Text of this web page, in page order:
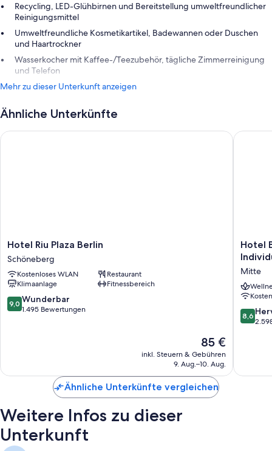
Recycling, LED-Glühbirnen und Bereitstellung umweltfreundlicher
Reinigungsmittel
Umweltfreundliche Kosmetikartikel, Badewannen oder Duschen
und Haartrockner
Wasserkocher mit Kaffee-/Teezubehör, tägliche Zimmerreinigung
und Telefon
Mehr zu dieser Unterkunft anzeigen
Ähnliche Unterkünfte
Hotel
Riu
Plaza
Berlin
Schöneberg
Hotel Riu Plaza Berlin
Schöneberg
Kostenloses WLAN
Restaurant
Klimaanlage
Fitnessbereich
9.0
von
9,0 Wunderbar
1.495 Bewertungen
Der
Preis
beträgt
85 €
inkl. Steuern & Gebühren
9. Aug.–10. Aug.
Hotel Riu Plaza Berlin
Hotel
Berlin,
a
member
of
Hotel
Mitte
8.6
von
8,6
Hotel
Ähnliche Unterkünfte vergleichen
Weitere Infos zu dieser
Unterkunft